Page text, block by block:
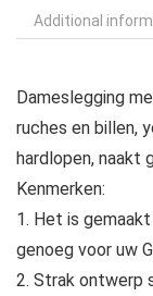
Additional
Dameslegging
ruches en billen,
hardlopen, naakt
Kenmerken:
1. Het is
genoeg voor uw
2. Strak ontwerp